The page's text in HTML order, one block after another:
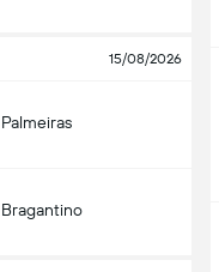
15/08/2026
Palmeiras
Bragantino